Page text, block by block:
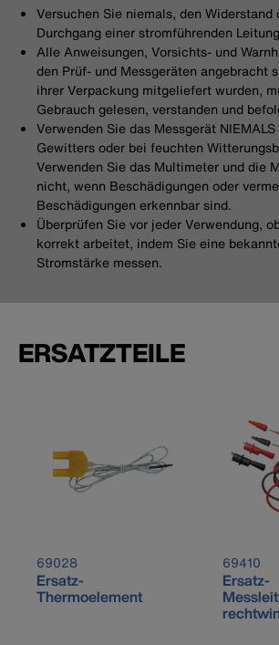
Versuchen Sie niemals, den Widerstand
Durchgang einer stromführenden
Alle Anweisungen, Vorsichts- und
den Prüf- und Messgeräten angebracht
ihrer Verpackung mitgeliefert wurden,
Gebrauch gelesen, verstanden und
Verwenden Sie das Messgerät
Gewitters oder bei feuchten
Verwenden Sie das Multimeter und die
nicht, wenn Beschädigungen oder
Beschädigungen erkennbar sind.
Überprüfen Sie vor jeder Verwendung,
korrekt arbeitet, indem Sie eine
Stromstärke messen.
ERSATZTEILE
69028
Ersatz-
Thermoelement
69410
Ersatz-